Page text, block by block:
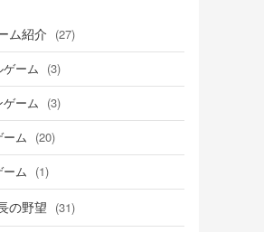
ム紹介 (27)
ーム (3)
ーム (3)
ーム (20)
ーム (1)
の野望 (31)